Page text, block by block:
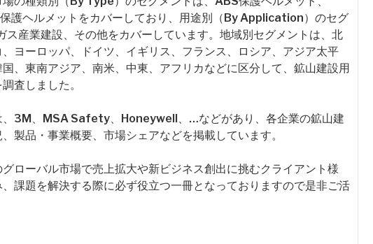
護ヘルメットをカバーしており、用途別（By Application）のセグ
ス産業建設、その他をカバーしています。地域別セグメントは、北
ヨーロッパ、ドイツ、イギリス、フランス、ロシア、アジア太平
、東南アジア、南米、中東、アフリカなどに区分して、鉱山建設用
査しました。
、3M、MSA Safety、Honeywell、…などがあり、各企業の鉱山建
製品・事業概要、市場シェアなどを掲載しています。
ローバル市場で売上拡大や新ビジネス創出に挑むクライアント様
課題を解決する際に必ず役立つ一冊となっておりますので是非ご活